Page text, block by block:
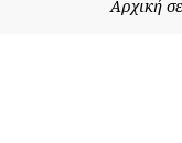
Αρχική